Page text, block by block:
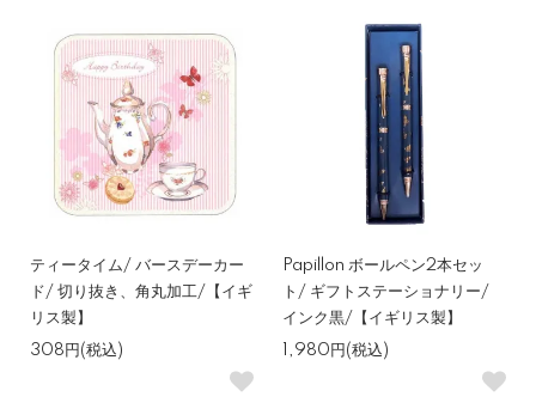
ティータイム/ バースデーカー
ド/ 切り抜き、角丸加工/【イギ
リス製】
308円(税込)
Papillon ボールペン2本セッ
ト/ ギフトステーショナリー/
インク黒/【イギリス製】
1,980円(税込)